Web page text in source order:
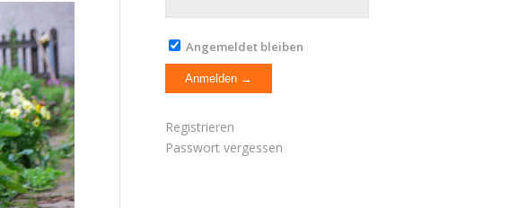
Angemeldet bleiben
Registrieren
Passwort vergessen